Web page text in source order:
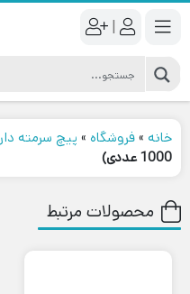
|
خانه »فروشگاه » پیچ سرمته دار
1000 عددی)
محصولات مرتبط